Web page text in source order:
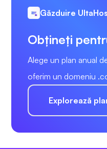
Găzduire
Obțineți
Alege un plan anual
oferim un domeniu
Explorează